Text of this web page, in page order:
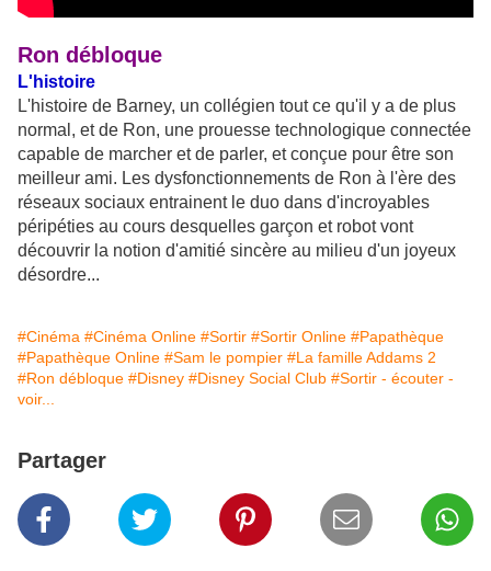
Ron débloque
L'histoire
L'histoire de Barney, un collégien tout ce qu'il y a de plus
normal, et de Ron, une prouesse technologique connectée
capable de marcher et de parler, et conçue pour être son
meilleur ami. Les dysfonctionnements de Ron à l'ère des
réseaux sociaux entrainent le duo dans d'incroyables
péripéties au cours desquelles garçon et robot vont
découvrir la notion d'amitié sincère au milieu d'un joyeux
désordre...
#Cinéma #Cinéma Online #Sortir #Sortir Online #Papathèque
#Papathèque Online #Sam le pompier #La famille Addams 2
#Ron débloque #Disney #Disney Social Club #Sortir - écouter -
voir...
Partager